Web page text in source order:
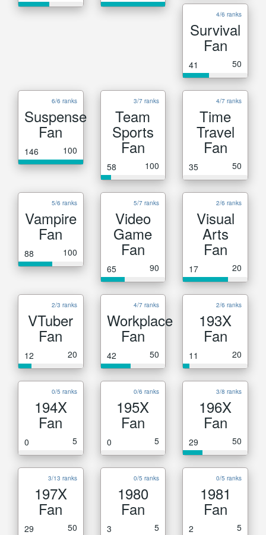
4/6 ranks
Survival
Fan
41 50
6/6 ranks
Suspense
Fan
146 100
3/7 ranks
Team
Sports
Fan
58 100
4/7 ranks
Time
Travel
Fan
35 50
5/6 ranks
Vampire
Fan
88 100
5/7 ranks
Video
Game
Fan
65 90
2/6 ranks
Visual
Arts
Fan
17 20
2/3 ranks
VTuber
Fan
12 20
4/7 ranks
Workplace
Fan
42 50
2/6 ranks
193X
Fan
11 20
0/5 ranks
194X
Fan
0 5
0/6 ranks
195X
Fan
0 5
3/8 ranks
196X
Fan
29 50
3/13 ranks
197X
Fan
29 50
0/5 ranks
1980
Fan
3 5
0/5 ranks
1981
Fan
2 5